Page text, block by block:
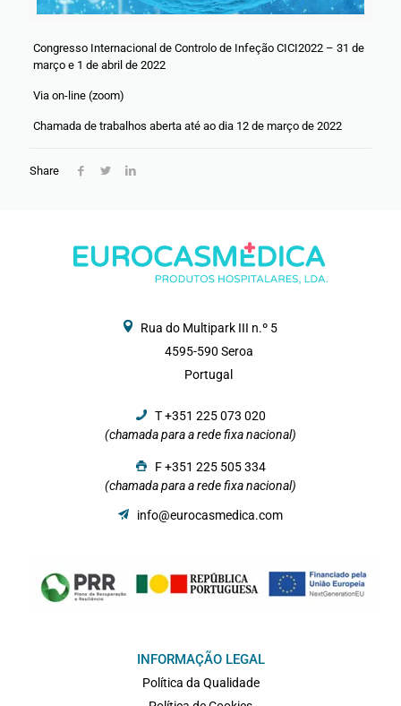
Congresso Internacional de Controlo de Infeção CICI2022 – 31 de
março e 1 de abril de 2022
Via on-line (zoom)
Chamada de trabalhos aberta até ao dia 12 de março de 2022
Share
Rua do Multipark III n.º 5
4595-590 Seroa
Portugal
T +351 225 073 020
(chamada para a rede fixa nacional)
F +351 225 505 334
(chamada para a rede fixa nacional)
info@eurocasmedica.com
INFORMAÇÃO LEGAL
Política da Qualidade